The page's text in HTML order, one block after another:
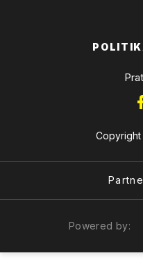
Copyright
Powered by: